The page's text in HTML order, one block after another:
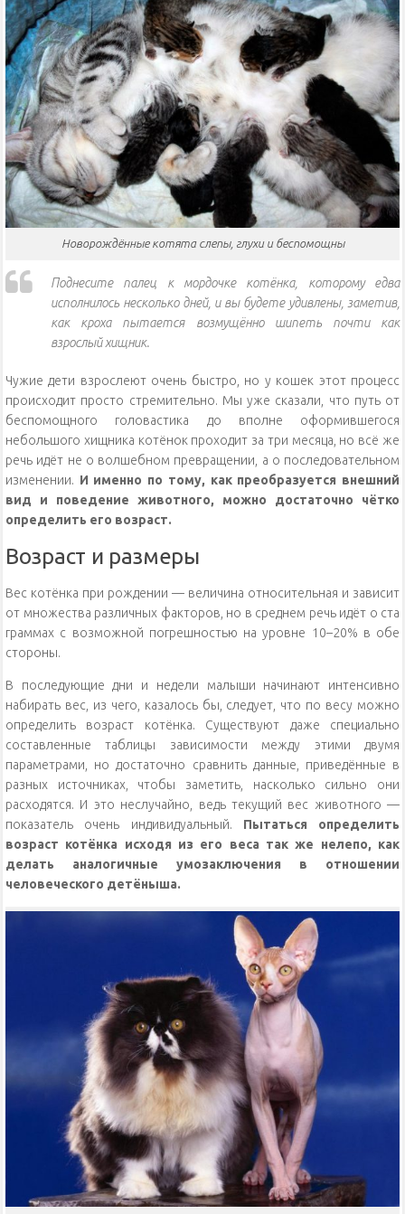
Новорождённые котята слепы, глухи и беспомощны
Поднесите палец к мордочке котёнка, которому едва
исполнилось несколько дней, и вы будете удивлены, заметив,
как кроха пытается возмущённо шипеть почти как
взрослый хищник.
Чужие дети взрослеют очень быстро, но у кошек этот процесс
происходит просто стремительно. Мы уже сказали, что путь от
беспомощного головастика до вполне оформившегося
небольшого хищника котёнок проходит за три месяца, но всё же
речь идёт не о волшебном превращении, а о последовательном
изменении. И именно по тому, как преобразуется внешний
вид и поведение животного, можно достаточно чётко
определить его возраст.
Возраст и размеры
Вес котёнка при рождении — величина относительная и зависит
от множества различных факторов, но в среднем речь идёт о ста
граммах с возможной погрешностью на уровне 10–20% в обе
стороны.
В последующие дни и недели малыши начинают интенсивно
набирать вес, из чего, казалось бы, следует, что по весу можно
определить возраст котёнка. Существуют даже специально
составленные таблицы зависимости между этими двумя
параметрами, но достаточно сравнить данные, приведённые в
разных источниках, чтобы заметить, насколько сильно они
расходятся. И это неслучайно, ведь текущий вес животного —
показатель очень индивидуальный. Пытаться определить
возраст котёнка исходя из его веса так же нелепо, как
делать аналогичные умозаключения в отношении
человеческого детёныша.